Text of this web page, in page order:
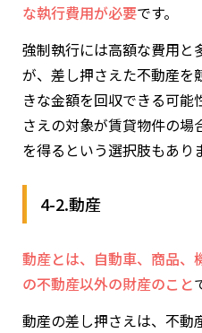
な執行費用が必要です。
強制執行には高額な費用と
が、差し押さえた不動産を
きな金額を回収できる可能
さえの対象が賃貸物件の
を得るという選択肢もあり
4-2.動産
動産とは、自動車、商品、
の不動産以外の財産のこと
動産の差し押さえは、不動